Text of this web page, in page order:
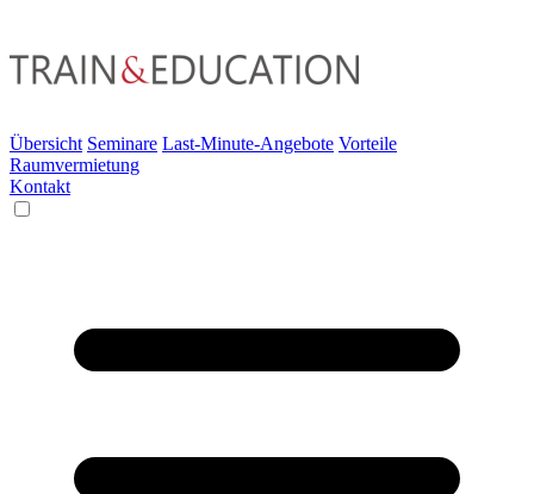
Übersicht Seminare Last-Minute-Angebote Vorteile
Raumvermietung
Kontakt